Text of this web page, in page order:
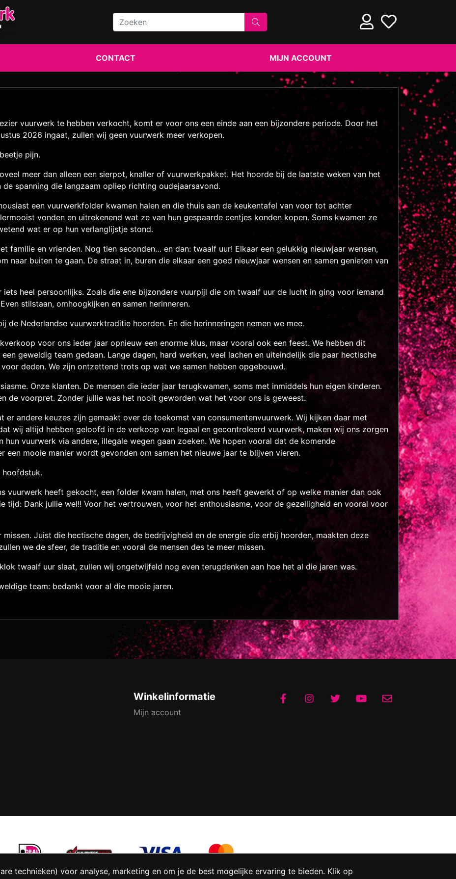
CONTACT MIJN ACCOUNT
vuurwerk te hebben verkocht, komt er voor ons een einde aan een bijzondere periode. Door het
2026 ingaat, zullen wij geen vuurwerk meer verkopen.
pijn.
meer dan alleen een sierpot, knaller of vuurwerkpakket. Het hoorde bij de laatste weken van het
spanning die langzaam opliep richting oudejaarsavond.
een vuurwerkfolder kwamen halen en die thuis aan de keukentafel van voor tot achter
vonden en uitrekenend wat ze van hun gespaarde centjes konden kopen. Soms kwamen ze
wat er op hun verlanglijstje stond.
familie en vrienden. Nog tien seconden… en dan: twaalf uur! Elkaar een gelukkig nieuwjaar wensen,
naar buiten te gaan. De straat in, buren die elkaar een goed nieuwjaar wensen en samen genieten van
heel persoonlijks. Zoals die ene bijzondere vuurpijl die om twaalf uur de lucht in ging voor iemand
stilstaan, omhoogkijken en samen herinneren.
de Nederlandse vuurwerktraditie hoorden. En die herinneringen nemen we mee.
voor ons ieder jaar opnieuw een enorme klus, maar vooral ook een feest. We hebben dit
geweldig team gedaan. Lange dagen, hard werken, veel lachen en uiteindelijk die paar hectische
deden. We zijn ontzettend trots op wat we samen hebben opgebouwd.
Onze klanten. De mensen die ieder jaar terugkwamen, soms met inmiddels hun eigen kinderen.
de voorpret. Zonder jullie was het nooit geworden wat het voor ons is geweest.
er andere keuzes zijn gemaakt over de toekomst van consumentenvuurwerk. Wij kijken daar met
wij altijd hebben geloofd in de verkoop van legaal en gecontroleerd vuurwerk, maken wij ons zorgen
hun vuurwerk via andere, illegale wegen gaan zoeken. We hopen vooral dat de komende
een mooie manier wordt gevonden om samen het nieuwe jaar te blijven vieren.
hoofdstuk.
vuurwerk heeft gekocht, een folder kwam halen, met ons heeft gewerkt of op welke manier dan ook
tijd: Dank jullie wel!! Voor het vertrouwen, voor het enthousiasme, voor de gezelligheid en vooral voor
Juist die hectische dagen, de bedrijvigheid en de energie die erbij hoorden, maakten deze
we de sfeer, de traditie en vooral de mensen des te meer missen.
twaalf uur slaat, zullen wij ongetwijfeld nog even terugdenken aan hoe het al die jaren was.
team: bedankt voor al die mooie jaren.
technieken) voor analyse, marketing en om je de best mogelijke ervaring te bieden. Klik op
Winkelinformatie
Mijn account